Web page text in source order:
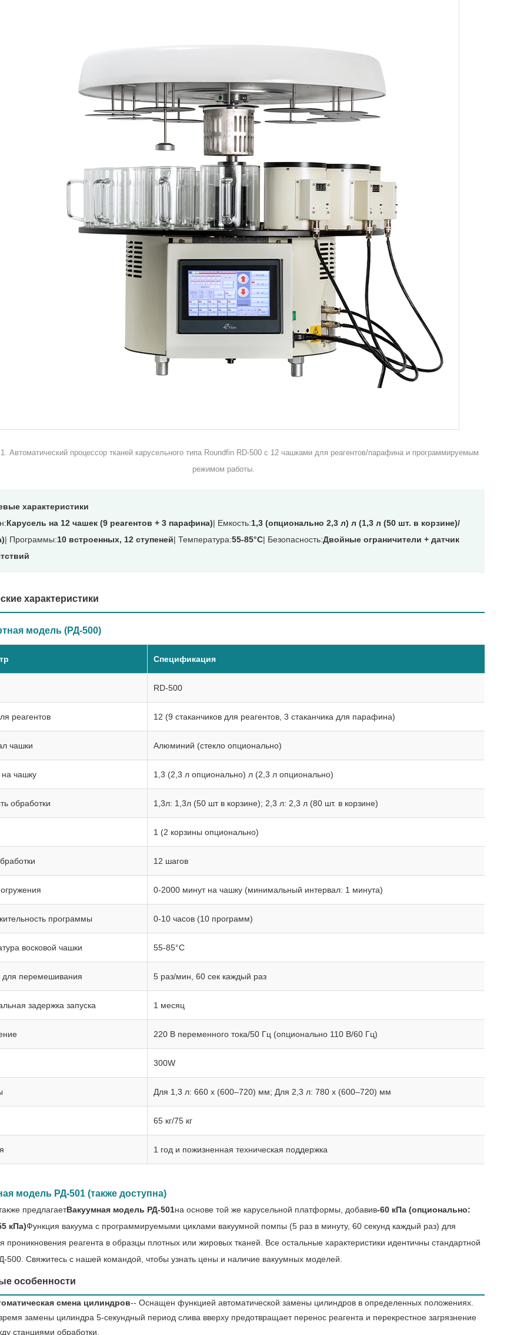
Автоматический процессор тканей карусельного типа Roundfin RD-500 с 12 чашками для реагентов/парафина и программируемым
режимом работы.
характеристики
Карусель на 12 чашек (9 реагентов + 3 парафина)| Емкость:1,3 (опционально 2,3 л) л (1,3 л (50 шт. в корзине)/
| Программы:10 встроенных, 12 ступеней| Температура:55-85°C| Безопасность:Двойные ограничители + датчик
характеристики
модель (РД-500)
Спецификация
RD-500
реагентов 12 (9 стаканчиков для реагентов, 3 стаканчика для парафина)
чашки Алюминий (стекло опционально)
на чашку 1,3 (2,3 л опционально) л (2,3 л опционально)
обработки 1,3л: 1,3л (50 шт в корзине); 2,3 л: 2,3 л (80 шт. в корзине)
1 (2 корзины опционально)
12 шагов
0-2000 минут на чашку (минимальный интервал: 1 минута)
программы 0-10 часов (10 программ)
восковой чашки 55-85°C
для перемешивания 5 раз/мин, 60 сек каждый раз
задержка запуска 1 месяц
220 В переменного тока/50 Гц (опционально 110 В/60 Гц)
300W
Для 1,3 л: 660 x (600–720) мм; Для 2,3 л: 780 x (600–720) мм
65 кг/75 кг
1 год и пожизненная техническая поддержка
модель РД-501 (также доступна)
предлагаетВакуумная модель РД-501на основе той же карусельной платформы, добавив-60 кПа (опционально:
кПа)Функция вакуума с программируемыми циклами вакуумной помпы (5 раз в минуту, 60 секунд каждый раз) для
проникновения реагента в образцы плотных или жировых тканей. Все остальные характеристики идентичны стандартной
500. Свяжитесь с нашей командой, чтобы узнать цены и наличие вакуумных моделей.
особенности
смена цилиндров-- Оснащен функцией автоматической замены цилиндров в определенных положениях.
замены цилиндра 5-секундный период слива вверху предотвращает перенос реагента и перекрестное загрязнение
станциями обработки.